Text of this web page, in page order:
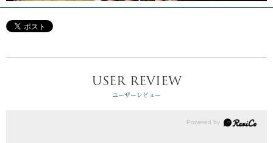
USER REVIEW
ユーザーレビュー